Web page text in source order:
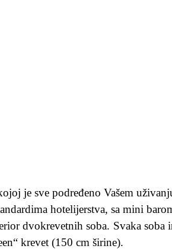
je sve podređeno Vašem
hotelijerstva, sa mini
dvokrevetnih soba. Svaka
krevet (150 cm širine).